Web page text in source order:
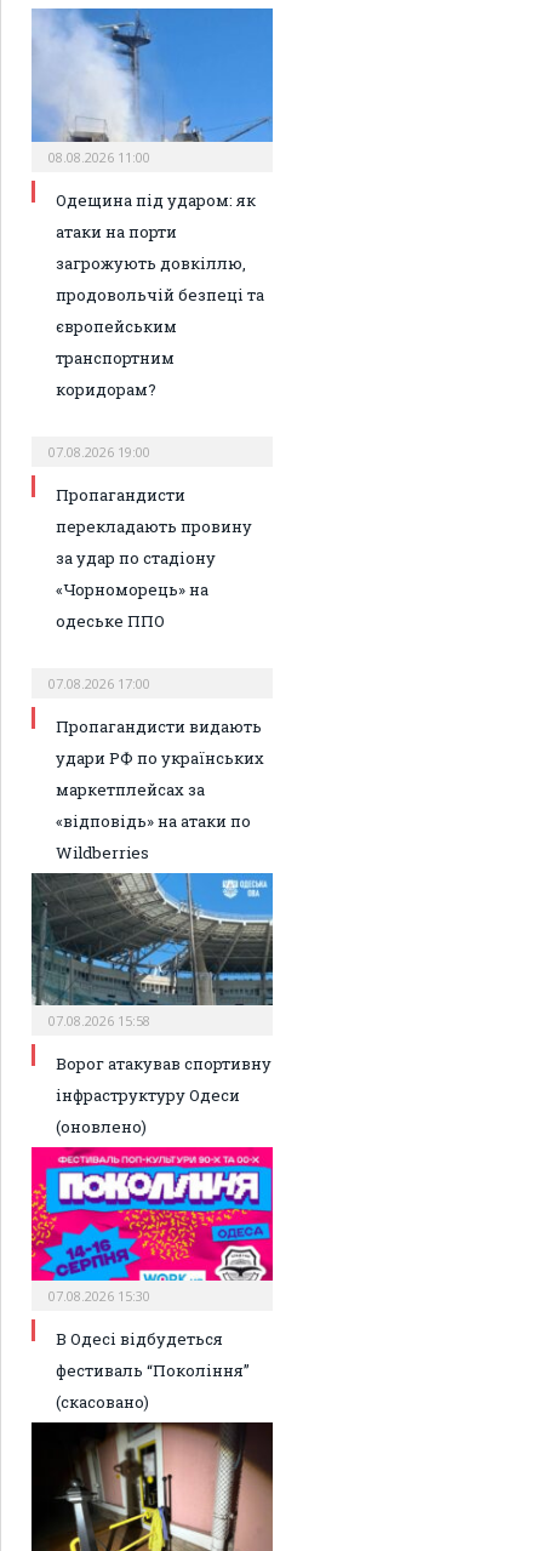
08.08.2026 11:00
Одещина під ударом: як
атаки на порти
загрожують довкіллю,
продовольчій безпеці та
європейським
транспортним
коридорам?
07.08.2026 19:00
Пропагандисти
перекладають провину
за удар по стадіону
«Чорноморець» на
одеське ППО
07.08.2026 17:00
Пропагандисти видають
удари РФ по українських
маркетплейсах за
«відповідь» на атаки по
Wildberries
07.08.2026 15:58
Ворог атакував спортивну
інфраструктуру Одеси
(оновлено)
07.08.2026 15:30
В Одесі відбудеться
фестиваль “Покоління”
(скасовано)